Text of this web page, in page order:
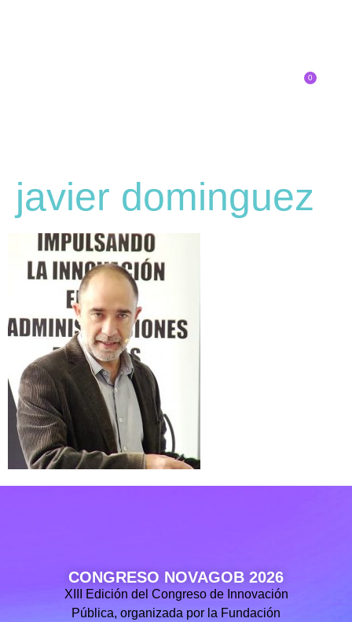
0
javier dominguez
CONGRESO NOVAGOB 2026
XIII Edición del Congreso de Innovación
Pública, organizada por la Fundación